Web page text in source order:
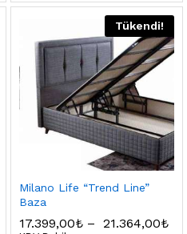
Tükendi!
Milano Life “Trend Line”
Baza
17.399,00₺– 21.364,00₺